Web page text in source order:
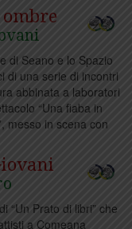
di
dei
e
Bellini
tavola
ombre
di Seano e lo Spazio
di una serie di incontri
abbinata a laboratori
“Una fiaba in
messo in scena con
“Un Prato di libri” che
a Comeana